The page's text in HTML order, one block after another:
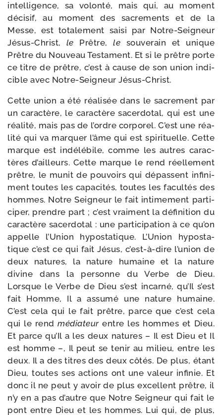
intel­li­gence, sa volon­té, mais qui, au moment
déci­sif, au moment des sacre­ments et de la
Messe, est tota­le­ment sai­si par Notre-​Seigneur
Jésus-​Christ, le Prêtre,le sou­ve­rain et unique
Prêtre du Nouveau Testament. Et si le prêtre porte
ce titre de prêtre, c’est à cause de son union indi­
cible avec Notre-​Seigneur Jésus-Christ.
Cette union a été réa­li­sée dans le sacre­ment par
un carac­tère, le carac­tère sacer­do­tal, qui est une
réa­li­té, mais pas de l’ordre cor­po­rel. C’est une réa­
li­té qui va mar­quer l’âme qui est spi­ri­tuelle. Cette
marque est indé­lé­bile, comme les autres carac­
tères d’ailleurs. Cette marque le rend réel­le­ment
prêtre, le munit de pou­voirs qui dépassent infi­ni­
ment toutes les capa­ci­tés, toutes les facul­tés des
hommes. Notre Seigneur le fait inti­me­ment par­ti­
ci­per, prendre part ; c’est vrai­ment la défi­ni­tion du
carac­tère sacer­do­tal : une par­ti­ci­pa­tion à ce qu’on
appelle l’Union hypo­sta­tique. L’Union hypo­sta­
tique c’est ce qui fait Jésus, c’est-​à-​dire l’u­nion de
deux natures, la nature humaine et la nature
divine dans la per­sonne du Verbe de Dieu.
Lorsque le Verbe de Dieu s’est incar­né, qu’Il s’est
fait Homme, Il a assu­mé une nature humaine.
C’est cela qui le fait prêtre, parce que c’est cela
qui le rendmédia­teurentre les hommes et Dieu.
Et parce qu’Il a les deux natures – Il est Dieu et Il
est homme –, Il peut se tenir au milieu, entre les
deux. Il a des titres des deux côtés. De plus, étant
Dieu, toutes ses actions ont une valeur infi­nie. Et
donc il ne peut y avoir de plus excellent prêtre, il
n’y en a pas d’autre que Notre Seigneur qui fait le
pont entre Dieu et les hommes. Lui qui, de plus,